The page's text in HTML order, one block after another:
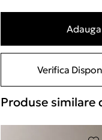
Verifica
Produse similare